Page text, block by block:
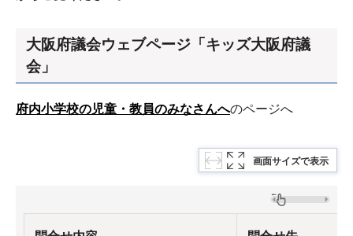
大阪府議会ウェブページ「キッズ大阪府議
会」
府内小学校の児童・教員のみなさんへのページへ
画面サイズで表示